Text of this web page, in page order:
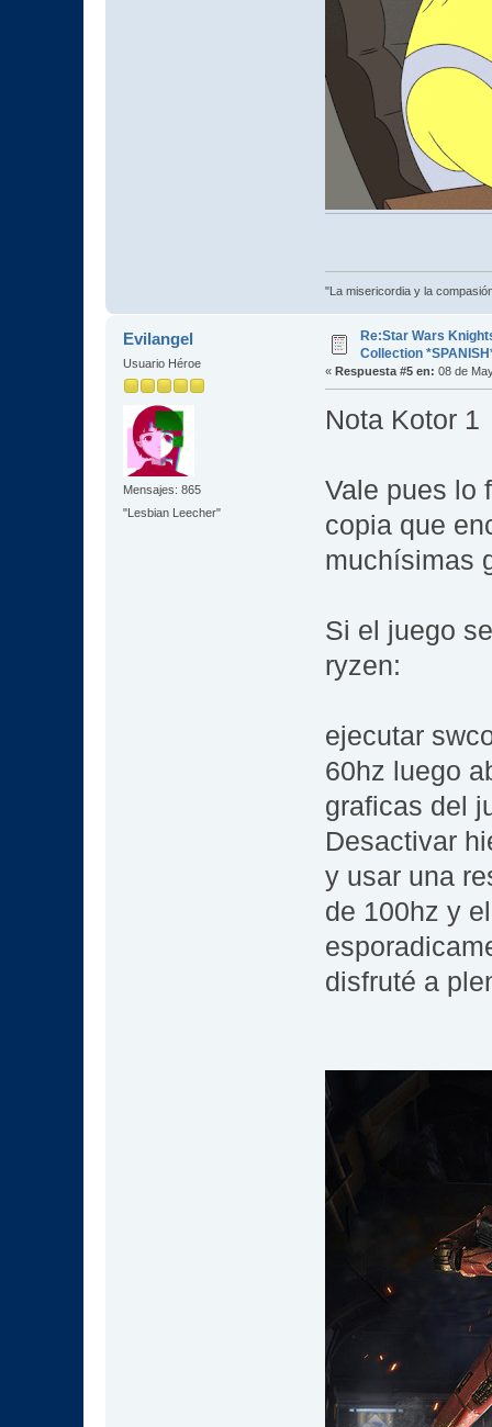
"La misericordia y la
Evilangel
Usuario Héroe
Mensajes: 865
"Lesbian Leecher"
Re:Star Wars
Collection
« Respuesta #5 en: 08 de
Nota Kotor
Vale pues lo
copia que
muchísimas
Si el juego
ryzen:
ejecutar
60hz luego
graficas del
Desactivar
y usar una
de 100hz y
disfruté a